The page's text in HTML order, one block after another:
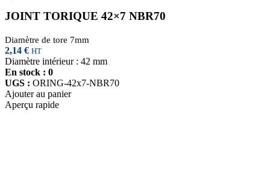
JOINT TORIQUE 42×7 NBR70
Diamètre de tore 7mm
2,14 € HT
Diamètre intérieur : 42 mm
En stock : 0
UGS : ORING-42x7-NBR70
Ajouter au panier
Aperçu rapide